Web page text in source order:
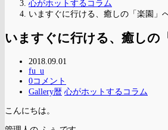
心がホットするコラム
いますぐに行ける、癒しの「楽園」へ
いますぐに行ける、癒しの
2018.09.01
fu_u
0コメント
Gallery暦 心がホットするコラム
こんにちは。